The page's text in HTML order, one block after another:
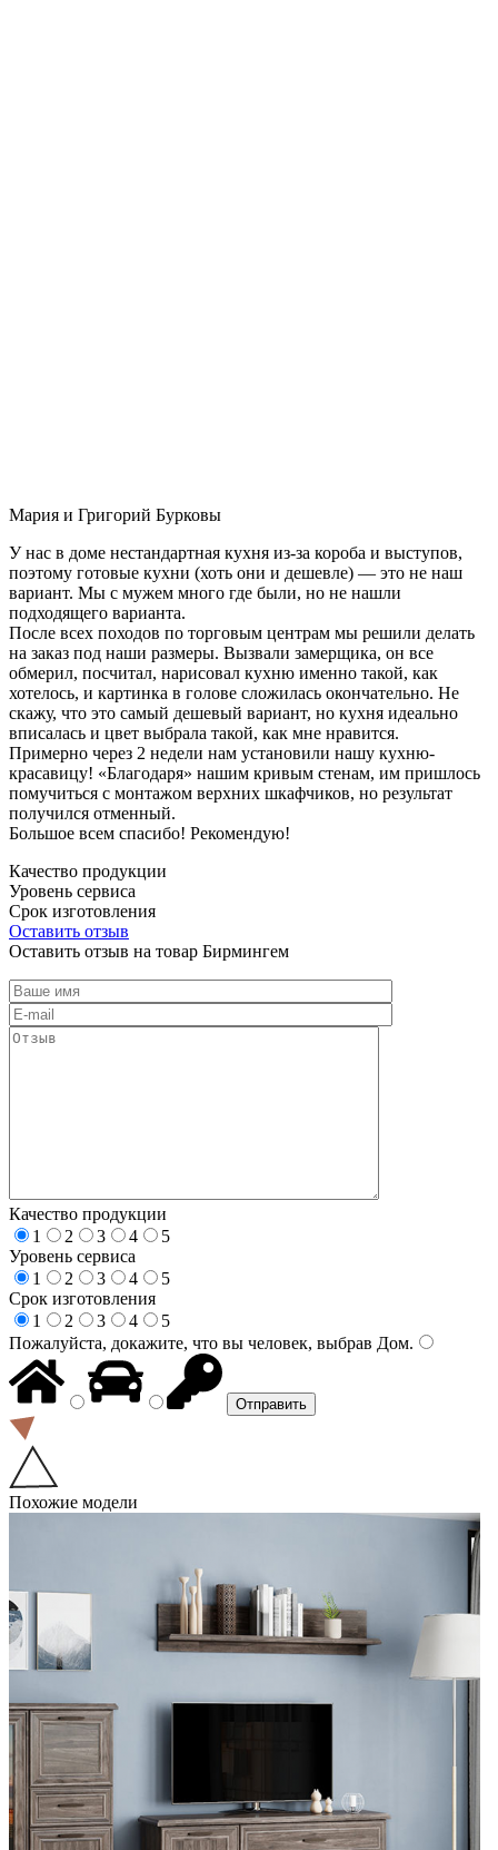
Мария и Григорий Бурковы
У нас в доме нестандартная кухня из-за короба и выступов,
поэтому готовые кухни (хоть они и дешевле) — это не наш
вариант. Мы с мужем много где были, но не нашли
подходящего варианта.
После всех походов по торговым центрам мы решили делать
на заказ под наши размеры. Вызвали замерщика, он все
обмерил, посчитал, нарисовал кухню именно такой, как
хотелось, и картинка в голове сложилась окончательно. Не
скажу, что это самый дешевый вариант, но кухня идеально
вписалась и цвет выбрала такой, как мне нравится.
Примерно через 2 недели нам установили нашу кухню-
красавицу! «Благодаря» нашим кривым стенам, им пришлось
помучиться с монтажом верхних шкафчиков, но результат
получился отменный.
Большое всем спасибо! Рекомендую!
Качество продукции
Уровень сервиса
Срок изготовления
Оставить отзыв
Оставить отзыв на товар Бирмингем
Качество продукции
1
2 3 4
5
Уровень сервиса
1
2 3 4
5
Срок изготовления
1
2 3 4
5
Пожалуйста, докажите, что вы человек, выбрав Дом.
Похожие модели